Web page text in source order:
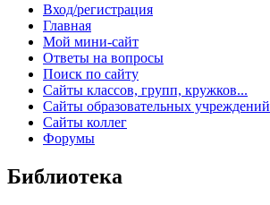
Вход/регистрация
Главная
Мой мини-сайт
Ответы на вопросы
Поиск по сайту
Сайты классов, групп, кружков...
Сайты образовательных учреждений
Сайты коллег
Форумы
Библиотека